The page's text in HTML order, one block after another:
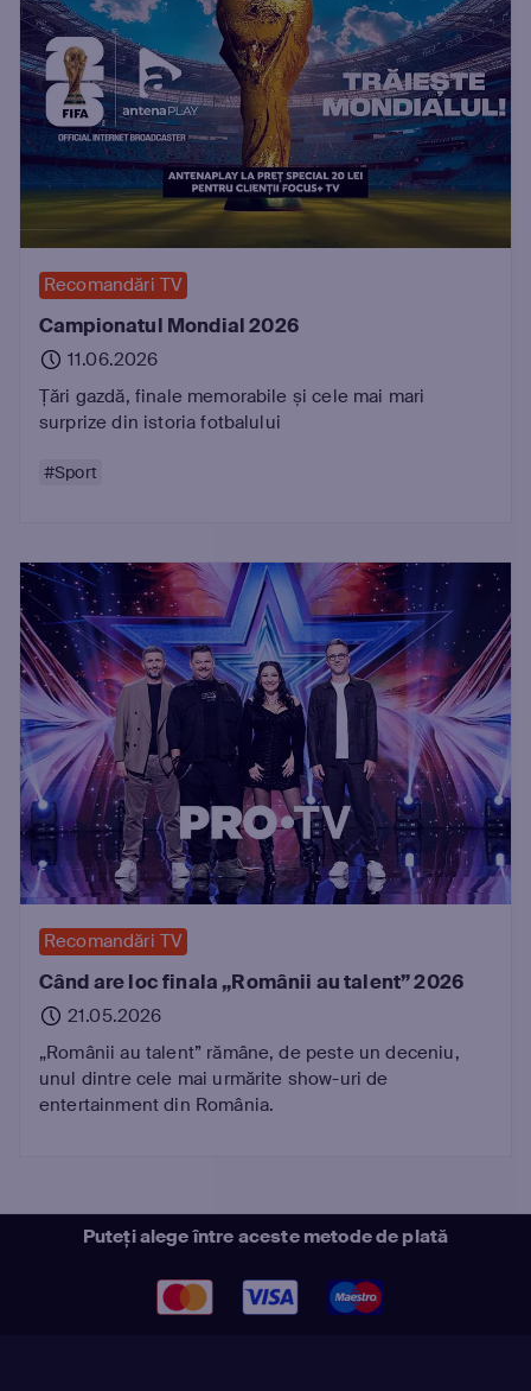
Recomandări TV
Campionatul Mondial 2026
11.06.2026
Țări gazdă, finale memorabile și cele mai mari
surprize din istoria fotbalului
#Sport
Recomandări TV
Când are loc finala „Românii au talent” 2026
21.05.2026
„Românii au talent” rămâne, de peste un deceniu,
unul dintre cele mai urmărite show-uri de
entertainment din România.
Puteți alege între aceste metode de plată